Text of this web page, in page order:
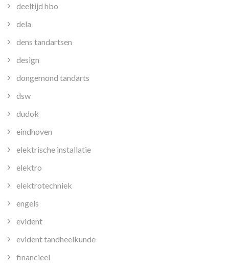
deeltijd hbo
dela
dens tandartsen
design
dongemond tandarts
dsw
dudok
eindhoven
elektrische installatie
elektro
elektrotechniek
engels
evident
evident tandheelkunde
financieel